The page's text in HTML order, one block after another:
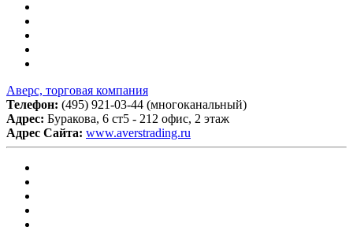
Аверс, торговая компания
Телефон: (495) 921-03-44 (многоканальный)
Адрес: Буракова, 6 ст5 - 212 офис, 2 этаж
Адрес Сайта: www.averstrading.ru